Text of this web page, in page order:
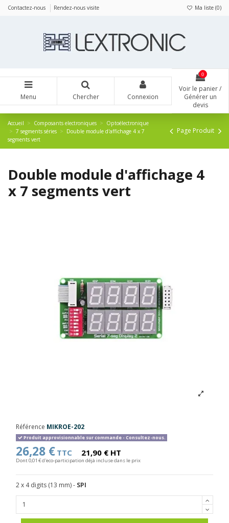
Contactez-nous Rendez-nous visite Ma liste (0)
Menu Chercher Connexion
0
Voir le panier /
Générer un
devis
Accueil Composants electroniques
Optoélectronique
7 segments séries
Double module d'affichage 4 x 7
segments vert
Page Produit
Double module d'affichage 4
x 7 segments vert
Référence MIKROE-202
Produit approvisionnable sur commande - Consultez-nous.
26,28 € TTC 21,90 € HT
Dont 0,01 € d'eco-participation déjà incluse dans le prix
2 x 4 digits (13 mm) - SPI
Panneau de gestion des cookies